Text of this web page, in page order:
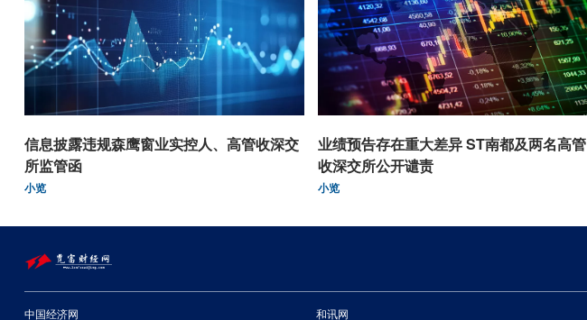
信息披露违规森鹰窗业实控人、高管收深交
所监管函
小览
业绩预告存在重大差异 ST南都及两名高管
收深交所公开谴责
小览
中国经济网 和讯网